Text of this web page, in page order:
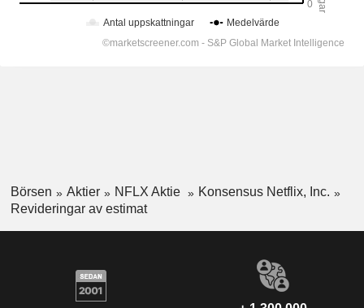
Börsen Aktier NFLX Aktie
Konsensus Netflix, Inc.
Revideringar av estimat